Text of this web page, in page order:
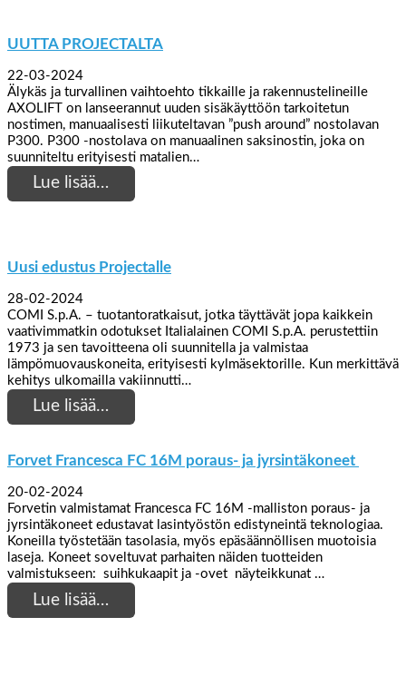
UUTTA PROJECTALTA
22-03-2024
Älykäs ja turvallinen vaihtoehto tikkaille ja rakennustelineille
AXOLIFT on lanseerannut uuden sisäkäyttöön tarkoitetun
nostimen, manuaalisesti liikuteltavan ”push around” nostolavan
P300. P300 -nostolava on manuaalinen saksinostin, joka on
suunniteltu erityisesti matalien…
Lue lisää…
Uusi edustus Projectalle
28-02-2024
COMI S.p.A. – tuotantoratkaisut, jotka täyttävät jopa kaikkein
vaativimmatkin odotukset Italialainen COMI S.p.A. perustettiin
1973 ja sen tavoitteena oli suunnitella ja valmistaa
lämpömuovauskoneita, erityisesti kylmäsektorille. Kun merkittävä
kehitys ulkomailla vakiinnutti…
Lue lisää…
Forvet Francesca FC 16M poraus- ja jyrsintäkoneet
20-02-2024
Forvetin valmistamat Francesca FC 16M -malliston poraus- ja
jyrsintäkoneet edustavat lasintyöstön edistyneintä teknologiaa.
Koneilla työstetään tasolasia, myös epäsäännöllisen muotoisia
laseja. Koneet soveltuvat parhaiten näiden tuotteiden
valmistukseen: suihkukaapit ja -ovet näyteikkunat …
Lue lisää…